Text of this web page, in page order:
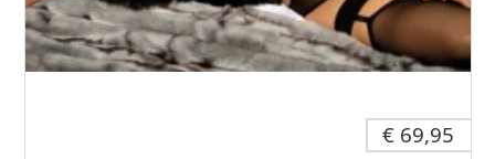
€ 69,95